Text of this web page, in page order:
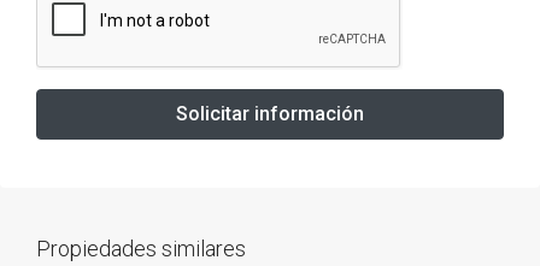
Solicitar información
Propiedades similares